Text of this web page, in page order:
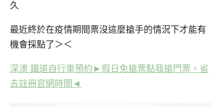
久
最近終於在疫情期間票沒這麼搶手的情況下才能有
機會採點了＞＜
深澳 鐵道自行車預約 ►假日免搶票點我搶門票，省
去註冊官網時間◄